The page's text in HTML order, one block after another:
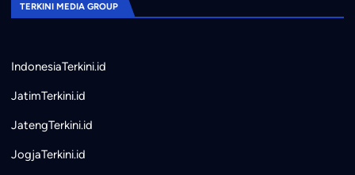
TERKINI MEDIA GROUP
IndonesiaTerkini.id
JatimTerkini.id
JatengTerkini.id
JogjaTerkini.id